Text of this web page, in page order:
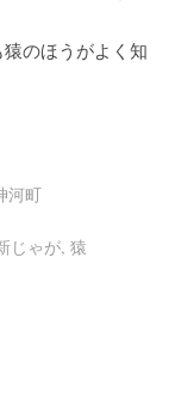
のほうがよく知
河町
じゃが, 猿